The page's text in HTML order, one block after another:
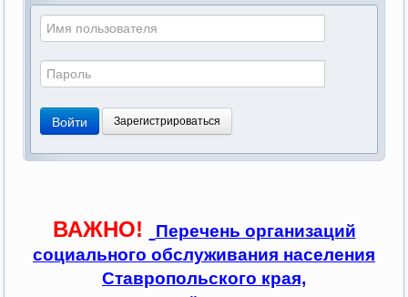
Войти Зарегистрироваться
ВАЖНО!
Перечень организаций
социального обслуживания населения
Ставропольского края,